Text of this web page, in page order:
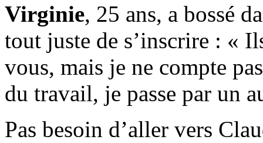
Virginie, 25 ans, a bossé
tout juste de s’inscrire : «
vous, mais je ne compte
du travail, je passe par un
Pas besoin d’aller vers